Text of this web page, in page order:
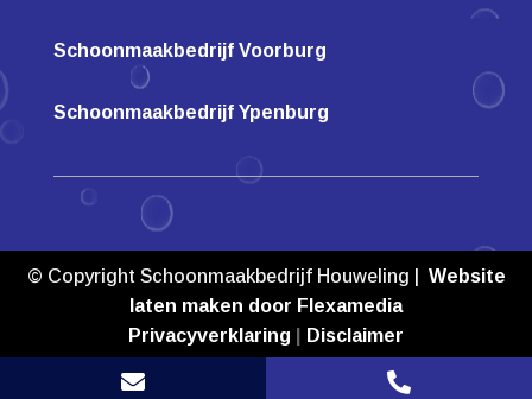
Schoonmaakbedrijf Voorburg
Schoonmaakbedrijf Ypenburg
© Copyright Schoonmaakbedrijf Houweling | Website
laten maken door Flexamedia
Privacyverklaring
Disclaimer
 